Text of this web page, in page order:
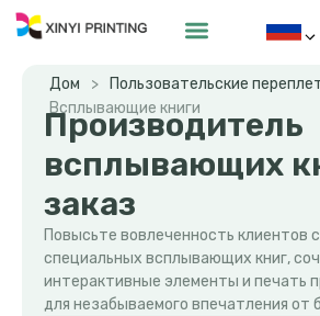
Дом > Пользовательские
Всплывающие книги
Производитель
всплывающих
заказ
Повысьте вовлеченность клиентов
специальных всплывающих книг,
интерактивные элементы и печать
для незабываемого впечатления от